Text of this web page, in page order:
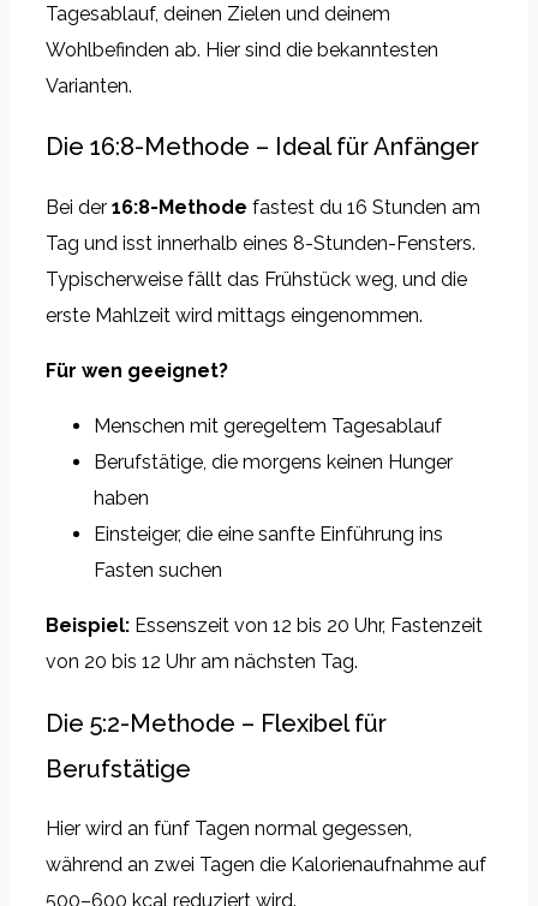
Tagesablauf, deinen Zielen und deinem
Wohlbefinden ab. Hier sind die bekanntesten
Varianten.
Die 16:8-Methode – Ideal für Anfänger
Bei der 16:8-Methode fastest du 16 Stunden am
Tag und isst innerhalb eines 8-Stunden-Fensters.
Typischerweise fällt das Frühstück weg, und die
erste Mahlzeit wird mittags eingenommen.
Für wen geeignet?
Menschen mit geregeltem Tagesablauf
Berufstätige, die morgens keinen Hunger
haben
Einsteiger, die eine sanfte Einführung ins
Fasten suchen
Beispiel: Essenszeit von 12 bis 20 Uhr, Fastenzeit
von 20 bis 12 Uhr am nächsten Tag.
Die 5:2-Methode – Flexibel für
Berufstätige
Hier wird an fünf Tagen normal gegessen,
während an zwei Tagen die Kalorienaufnahme auf
500–600 kcal reduziert wird.